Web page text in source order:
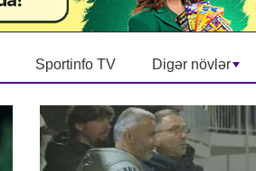
Sportinfo TV Digər növlər